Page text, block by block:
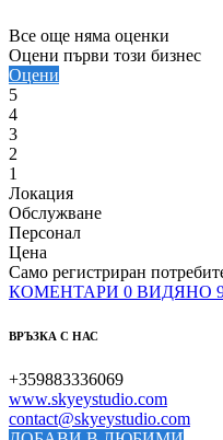
Все още няма оценки
Оцени първи този бизнес
Оцени
5
4
3
2
1
Локация
Обслужване
Персонал
Цена
Само регистриран
КОМЕНТАРИ 0 ВИДЯНО
ВРЪЗКА С НАС
+359883336069
www.skyeystudio.com
contact@skyeystudio.com